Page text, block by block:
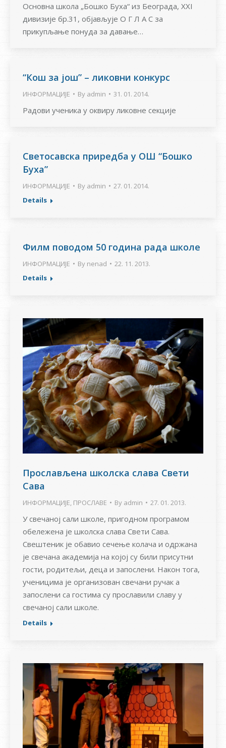
Основна школа „Бошко Буха“ из Београда, XXI
дивизије бр.31, објављује О Г Л А С за
прикупљање понуда за давање…
“Кош за још” – ликовни конкурс
ИНФОРМАЦИЈЕ By admin 31. 01. 2014.
Радови ученика у оквиру ликовне секције
Светосавска приредба у ОШ “Бошко
Буха”
ИНФОРМАЦИЈЕ By admin
27. 01. 2014.
Details
Филм поводом 50 година рада школе
ИНФОРМАЦИЈЕ By nenad
22. 11. 2013.
Details
Прослављена школска слава Свети
Сава
ИНФОРМАЦИЈЕ, ПРОСЛАВЕ By admin 27. 01. 2013.
У свечаној сали школе, пригодном програмом
обележена је школска слава Свети Сава.
Свештеник је обавио сечење колача и одржана
је свечана академија на којој су били присутни
гости, родитељи, деца и запослени. Након тога,
ученицима је организован свечани ручак а
запослени са гостима су прославили славу у
свечаној сали школе.
Details